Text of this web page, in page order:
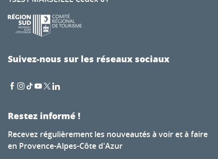
Suivez-nous sur les réseaux sociaux
Restez informé !
Recevez régulièrement les nouveautés à voir et à faire
en Provence-Alpes-Côte d'Azur